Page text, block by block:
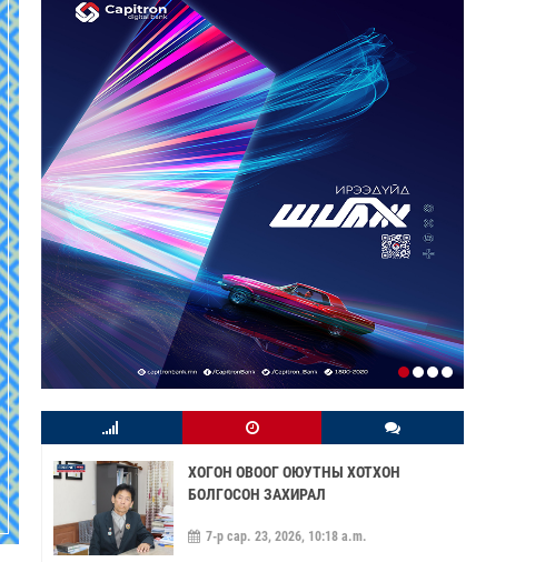
ХОГОН ОВООГ ОЮУТНЫ ХОТХОН
БОЛГОСОН ЗАХИРАЛ
7-р сар. 23, 2026, 10:18 a.m.